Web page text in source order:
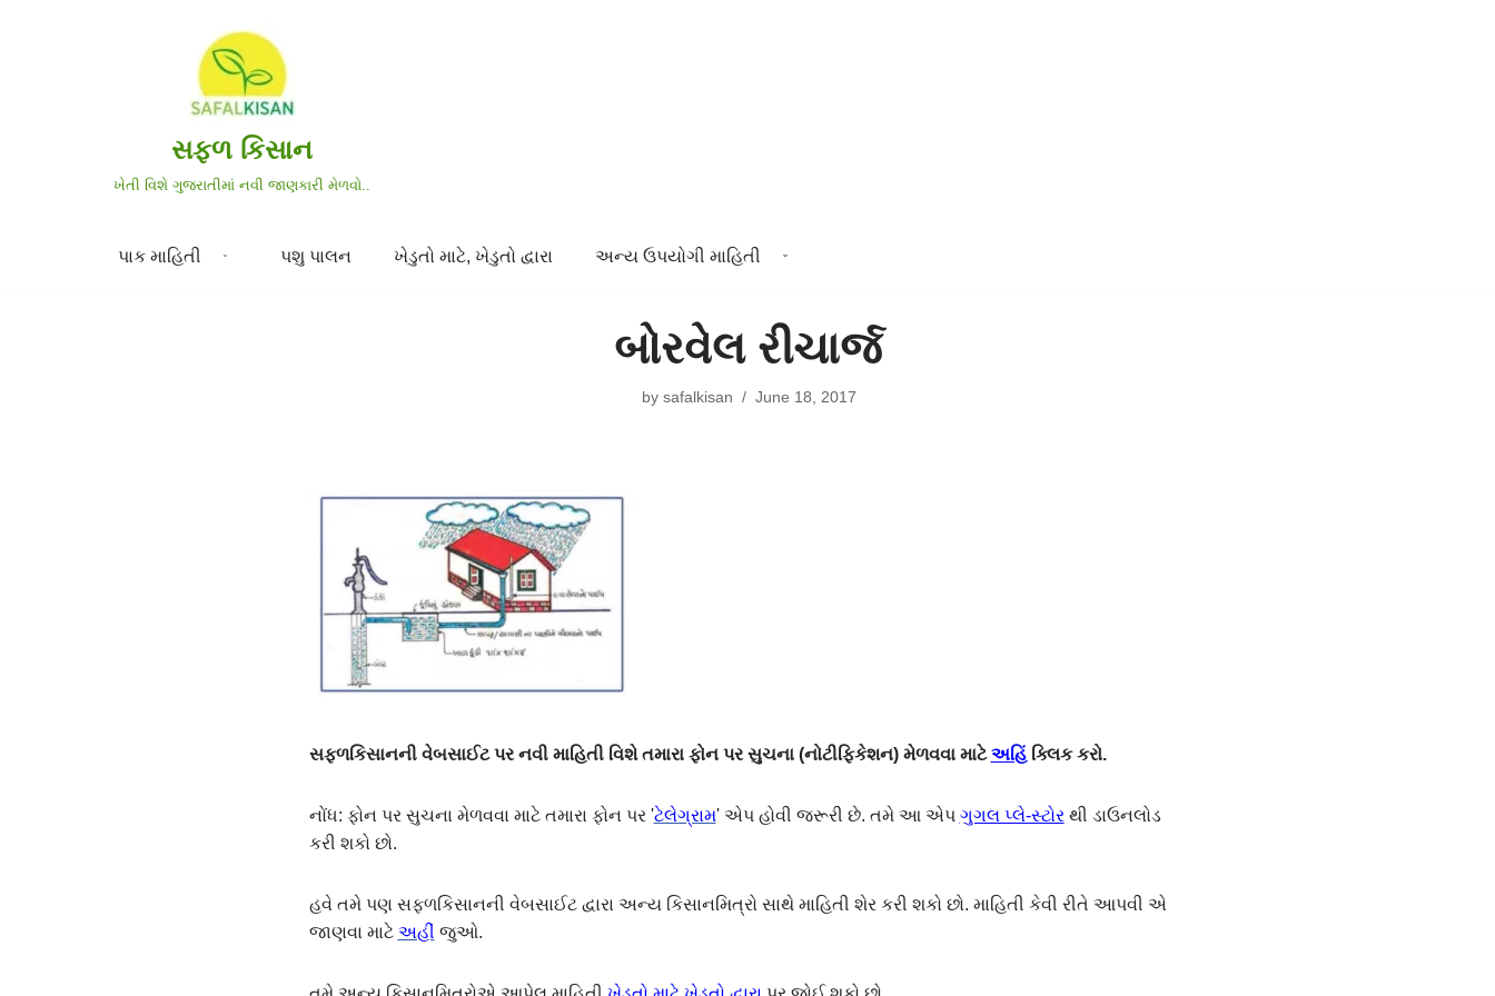
સફળ કિસાન
ખેતી વિશે ગુજરાતીમાં નવી જાણકારી મેળવો..
પાક માહિતી પશુ પાલન ખેડુતો માટે, ખેડુતો દ્વારા અન્ય ઉપયોગી માહિતી
બોરવેલ રીચાર્જ
by safalkisan June 18, 2017
સફ્ળકિસાનની વેબસાઈટ પર નવી માહિતી વિશે તમારા ફોન પર સુચના (નોટીફિકેશન) મેળવવા માટેઅહિંક્લિક કરો.
નોંધ: ફોન પર સુચના મેળવવા માટે તમારા ફોન પર 'ટેલેગ્રામ' એપ હોવી જરૂરી છે. તમે આ એપ ગુગલ પ્લે-સ્ટોરથી ડાઉનલોડ
કરી શકો છો.
હવે તમે પણ સફળકિસાનની વેબસાઈટ દ્વારા અન્ય કિસાનમિત્રો સાથે માહિતી શેર કરી શકો છો. માહિતી કેવી રીતે આપવી એ
જાણવા માટે અહીં જુઓ.